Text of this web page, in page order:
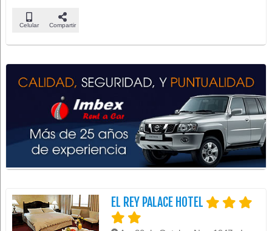
Celular Compartir
EL REY PALACE HOTEL